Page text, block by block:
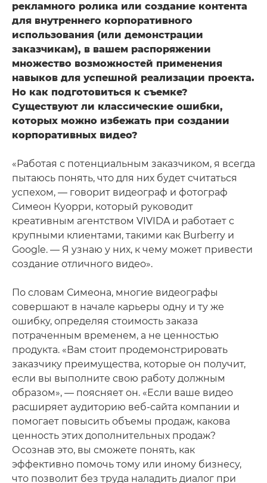
рекламного ролика или создание контента
для внутреннего корпоративного
использования (или демонстрации
заказчикам), в вашем распоряжении
множество возможностей применения
навыков для успешной реализации проекта.
Но как подготовиться к съемке?
Существуют ли классические ошибки,
которых можно избежать при создании
корпоративных видео?
«Работая с потенциальным заказчиком, я всегда
пытаюсь понять, что для них будет считаться
успехом, — говорит видеограф и фотограф
Симеон Куорри, который руководит
креативным агентством VIVIDA и работает с
крупными клиентами, такими как Burberry и
Google. — Я узнаю у них, к чему может привести
создание отличного видео».
По словам Симеона, многие видеографы
совершают в начале карьеры одну и ту же
ошибку, определяя стоимость заказа
потраченным временем, а не ценностью
продукта. «Вам стоит продемонстрировать
заказчику преимущества, которые он получит,
если вы выполните свою работу должным
образом», — поясняет он. «Если ваше видео
расширяет аудиторию веб-сайта компании и
помогает повысить объемы продаж, какова
ценность этих дополнительных продаж?
Осознав это, вы сможете понять, как
эффективно помочь тому или иному бизнесу,
что позволит без труда наладить диалог при